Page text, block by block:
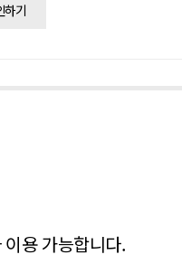
하기
용 가능합니다.